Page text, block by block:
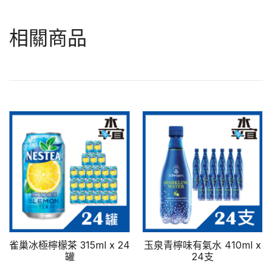
相關商品
雀巢冰極檸檬茶 315ml x 24
罐
玉泉青檸味有氣水 410ml x
24支